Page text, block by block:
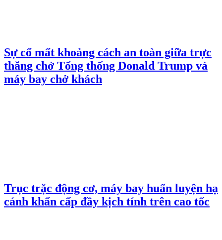
Sự cố mất khoảng cách an toàn giữa trực
thăng chở Tổng thống Donald Trump và
máy bay chở khách
Trục trặc động cơ, máy bay huấn luyện hạ
cánh khẩn cấp đầy kịch tính trên cao tốc